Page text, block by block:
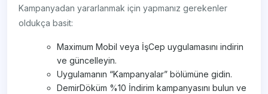
Kampanyadan yararlanmak için yapmanız gerekenler
oldukça basit:
Maximum Mobil veya İşCep uygulamasını indirin
ve güncelleyin.
Uygulamanın “Kampanyalar” bölümüne gidin.
DemirDöküm %10 İndirim kampanyasını bulun ve